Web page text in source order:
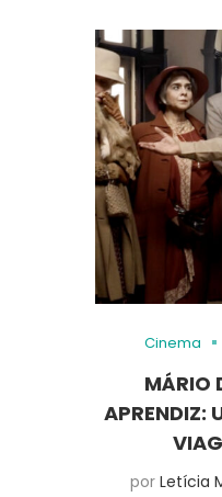
Cinema
MÁRIO
APRENDIZ:
por Letícia